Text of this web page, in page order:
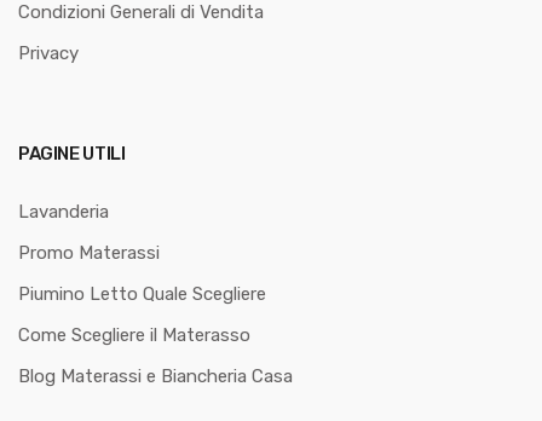
Condizioni Generali di Vendita
Privacy
PAGINE UTILI
Lavanderia
Promo Materassi
Piumino Letto Quale Scegliere
Come Scegliere il Materasso
Blog Materassi e Biancheria Casa